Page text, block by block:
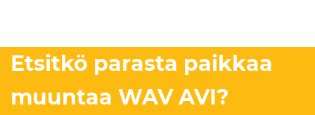
Etsitkö parasta paikkaa
muuntaa WAV AVI?